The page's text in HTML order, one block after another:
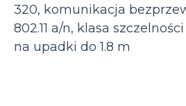
320, komunikacja
802.11 a/n, klasa
na upadki do 1.8 m